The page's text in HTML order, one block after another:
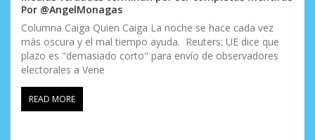
Por @AngelMonagas
Columna Caiga Quien Caiga La noche se hace cada vez
más oscura y el mal tiempo ayuda. Reuters: UE dice que
plazo es "demasiado corto" para envío de observadores
electorales a Vene
READ MORE